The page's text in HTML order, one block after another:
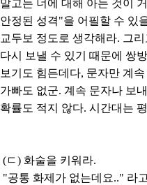
말고는 너에 대해 아는 것이
안정된 성격"을 어필할 수 있
교두보 정도로 생각해라. 그
다시 보낼 수 있기 때문에 쌍
보기도 힘든데다, 문자만 계
가빠도 없군. 계속 문자나 보
확률도 적지 않다. 시간대는
(ㄷ) 화술을 키워라.
"공통 화제가 없는데요.." 라